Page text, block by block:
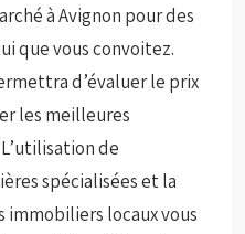
à Avignon pour des
que vous convoitez.
d’évaluer le prix
les meilleures
de
spécialisées et la
immobiliers locaux vous